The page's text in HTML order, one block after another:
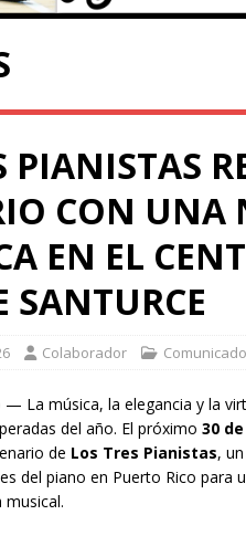
PIANISTAS
CON UNA
EN EL
SANTURCE
Colaborador
— La música, la elegancia y la
del año. El próximo 30
de Los Tres Pianistas,
del piano en Puerto Rico para
musical.